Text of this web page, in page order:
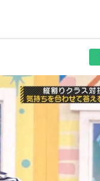
だろ？
偶然の方が官能的だ